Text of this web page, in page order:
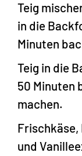
Teig
in die
Minuten
Teig in die
50 Minuten
machen.
Frischkäse,
und